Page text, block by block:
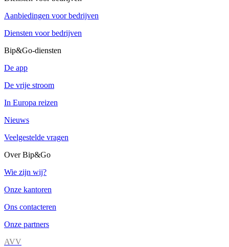
Aanbiedingen voor bedrijven
Diensten voor bedrijven
Bip&Go-diensten
De app
De vrije stroom
In Europa reizen
Nieuws
Veelgestelde vragen
Over Bip&Go
Wie zijn wij?
Onze kantoren
Ons contacteren
Onze partners
AVV